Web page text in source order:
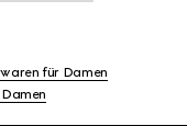
für Damen